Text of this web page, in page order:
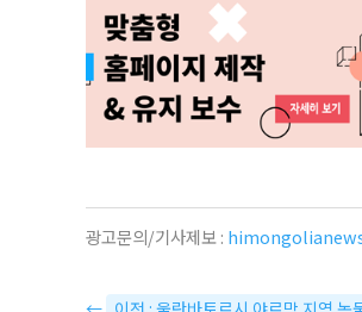
광고문의/기사제보 :